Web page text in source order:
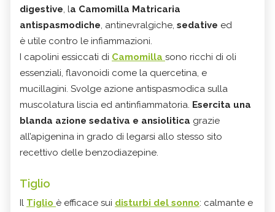
digestive, la Camomilla Matricaria
antispasmodiche, antinevralgiche, sedative ed
è utile contro le infiammazioni.
I capolini essiccati di Camomilla sono ricchi di oli
essenziali, flavonoidi come la quercetina, e
mucillagini. Svolge azione antispasmodica sulla
muscolatura liscia ed antinfiammatoria. Esercita una
blanda azione sedativa e ansiolitica grazie
all’apigenina in grado di legarsi allo stesso sito
recettivo delle benzodiazepine.
Tiglio
Il Tiglio è efficace sui disturbi del sonno: calmante e